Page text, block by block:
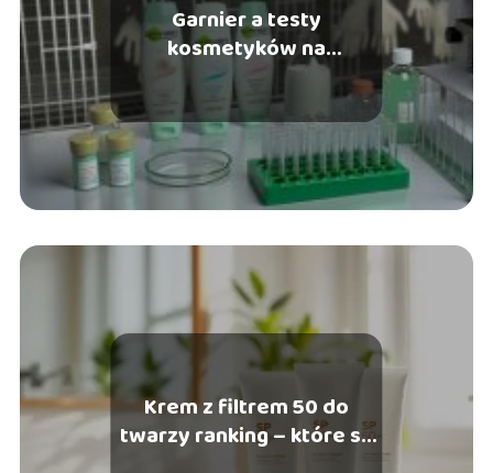
Garnier a testy
kosmetyków na
zwierzętach
Krem z filtrem 50 do
twarzy ranking – które są